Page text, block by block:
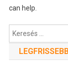
can help.
Keresés: